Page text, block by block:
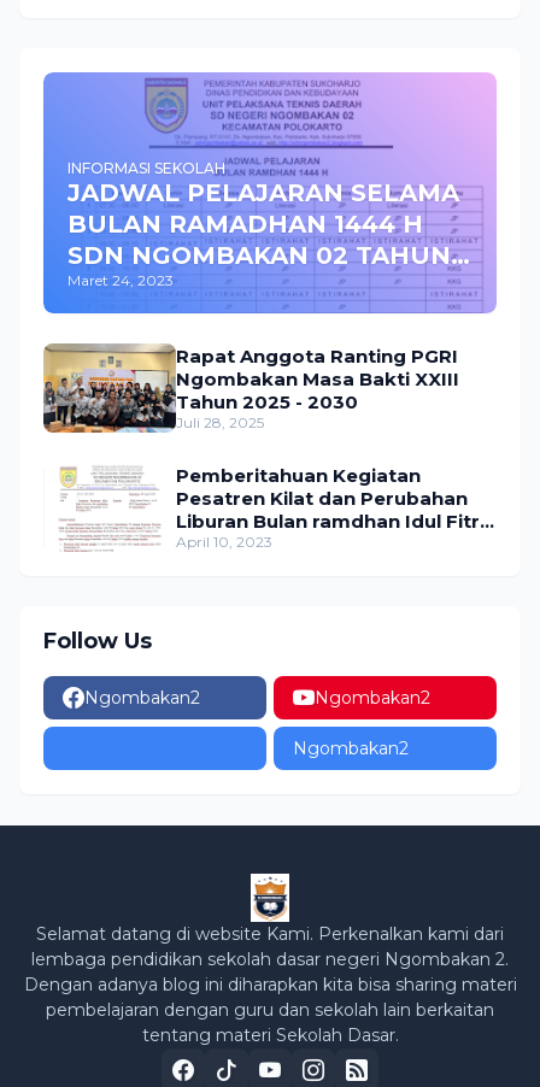
INFORMASI SEKOLAH
JADWAL PELAJARAN SELAMA
BULAN RAMADHAN 1444 H
SDN NGOMBAKAN 02 TAHUN
2023
Maret 24, 2023
Rapat Anggota Ranting PGRI
Ngombakan Masa Bakti XXIII
Tahun 2025 - 2030
Juli 28, 2025
Pemberitahuan Kegiatan
Pesatren Kilat dan Perubahan
Liburan Bulan ramdhan Idul Fitri
1444 H tahun 2023 SDN
April 10, 2023
Follow Us
Ngombakan2 Ngombakan2
Ngombakan2
Selamat datang di website Kami. Perkenalkan kami dari
lembaga pendidikan sekolah dasar negeri Ngombakan 2.
Dengan adanya blog ini diharapkan kita bisa sharing materi
pembelajaran dengan guru dan sekolah lain berkaitan
tentang materi Sekolah Dasar.